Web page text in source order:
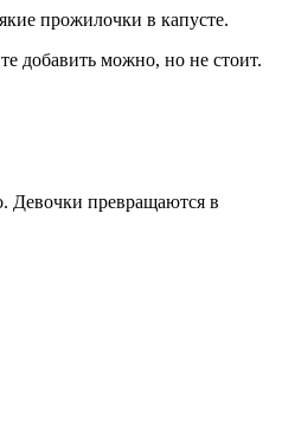
прожилочки в капусте.
добавить можно, но не стоит.
Девочки превращаются в